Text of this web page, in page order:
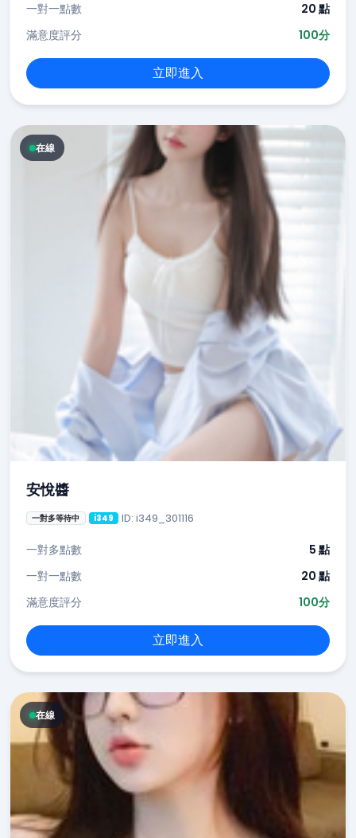
一對一點數
20 點
滿意度評分
100分
立即進入
在線
安悅醬
一對多等待中 i349 ID: i349_301116
一對多點數
5 點
一對一點數
20 點
滿意度評分
100分
立即進入
在線